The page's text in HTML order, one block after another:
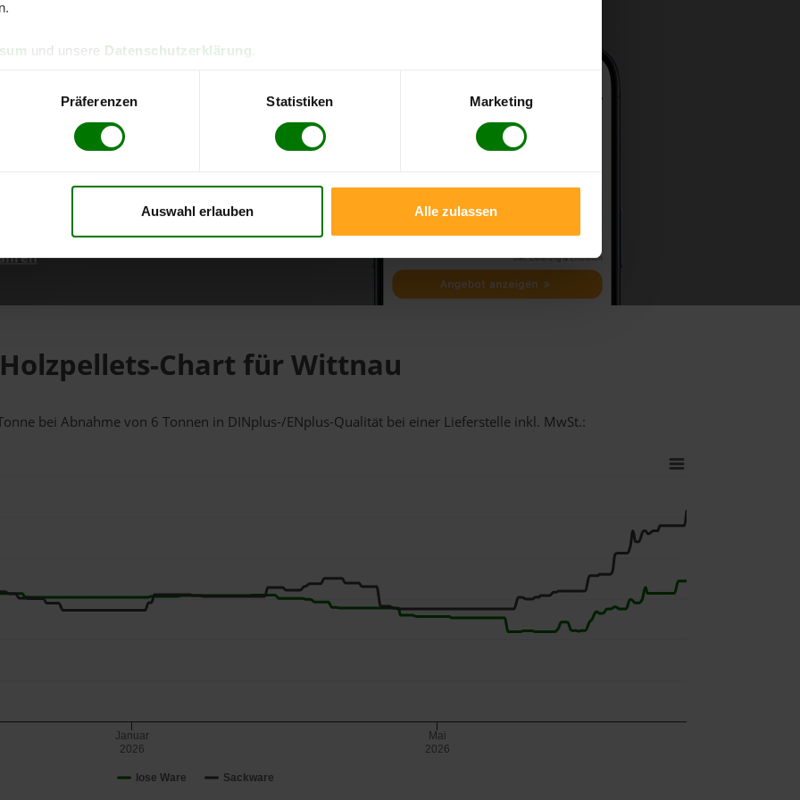
und unsere Datenschutzerklärung
Präferenzen Statistiken Marketing
Auswahl erlauben Alle zulassen
direkt online bestellen
aktuellen Stand
Holzpellets-Chart für Wittnau
bei Abnahmevon 6 Tonnen in DINplus-/ENplus-Qualität bei einer Lieferstelle inkl. MwSt.:
lose Ware Sackware
Januar
2026
Mai
2026